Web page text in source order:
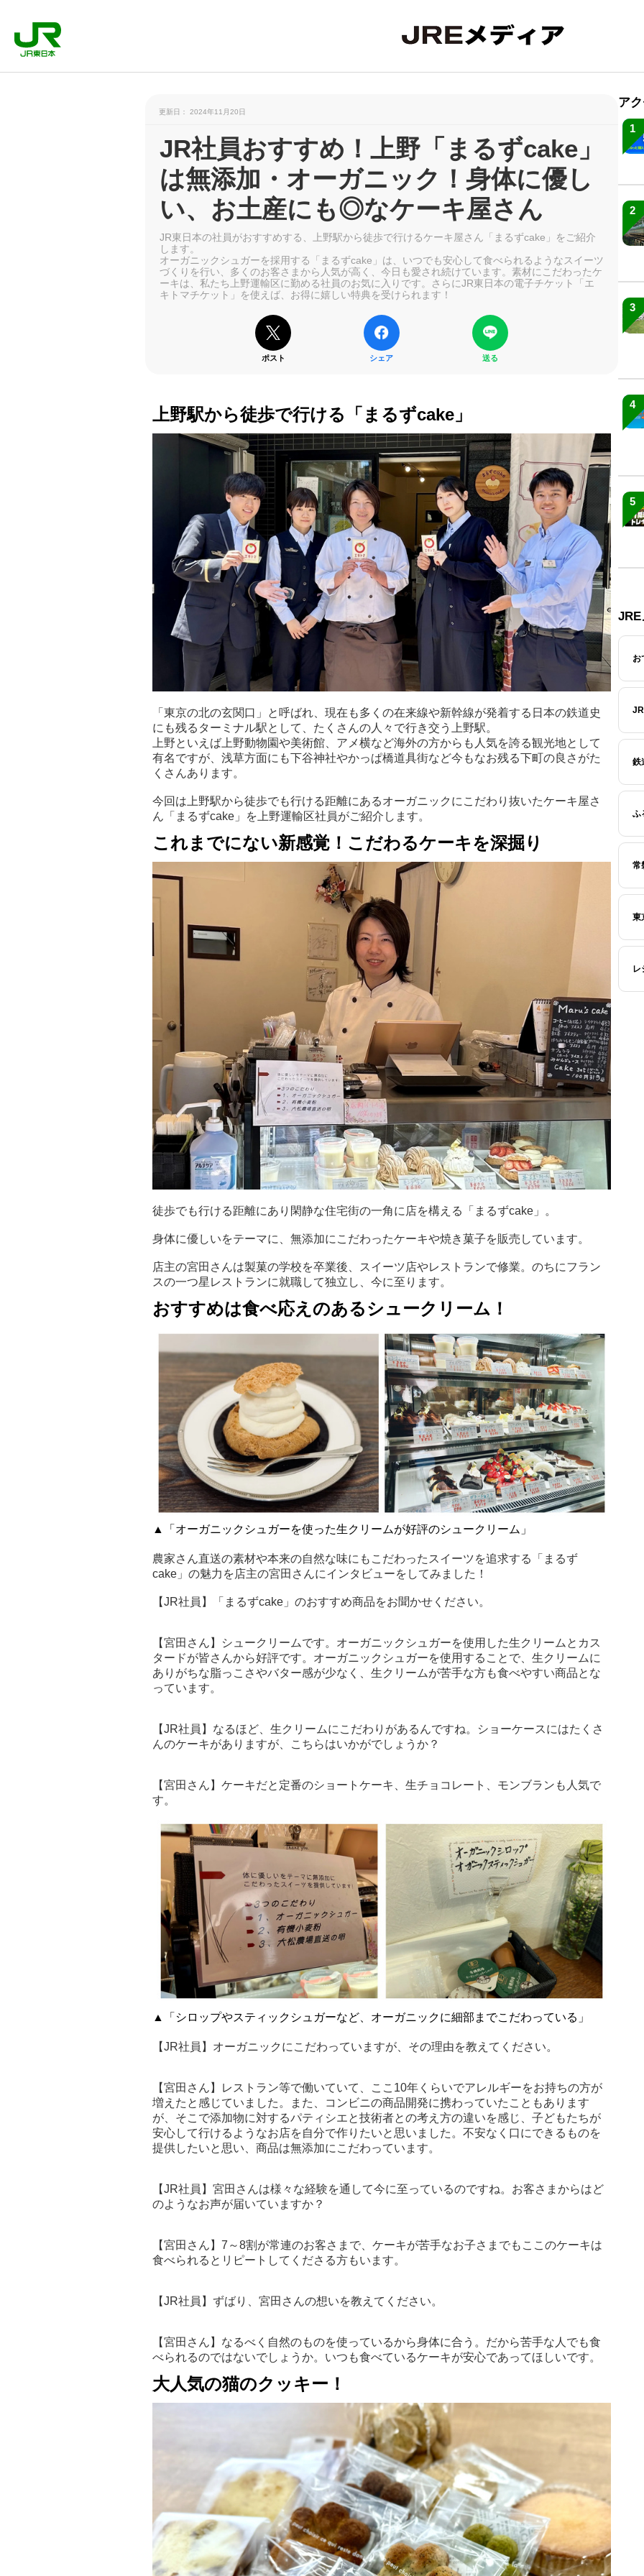
更新日： 2024年11月20日
JR社員おすすめ！上野「まるずcake」
は無添加・オーガニック！身体に優し
い、お土産にも◎なケーキ屋さん
JR東日本の社員がおすすめする、上野駅から徒歩で行けるケーキ屋さん「まるずcake」をご紹介
します。
オーガニックシュガーを採用する「まるずcake」は、いつでも安心して食べられるようなスイーツ
づくりを行い、多くのお客さまから人気が高く、今日も愛され続けています。素材にこだわったケ
ーキは、私たち上野運輸区に勤める社員のお気に入りです。さらにJR東日本の電子チケット「エ
キトマチケット」を使えば、お得に嬉しい特典を受けられます！
ポスト シェア 送る
上野駅から徒歩で行ける「まるずcake」
「東京の北の玄関口」と呼ばれ、現在も多くの在来線や新幹線が発着する日本の鉄道史
にも残るターミナル駅として、たくさんの人々で行き交う上野駅。
上野といえば上野動物園や美術館、アメ横など海外の方からも人気を誇る観光地として
有名ですが、浅草方面にも下谷神社やかっぱ橋道具街など今もなお残る下町の良さがた
くさんあります。
今回は上野駅から徒歩でも行ける距離にあるオーガニックにこだわり抜いたケーキ屋さ
ん「まるずcake」を上野運輸区社員がご紹介します。
これまでにない新感覚！こだわるケーキを深掘り
徒歩でも行ける距離にあり閑静な住宅街の一角に店を構える「まるずcake」。
身体に優しいをテーマに、無添加にこだわったケーキや焼き菓子を販売しています。
店主の宮田さんは製菓の学校を卒業後、スイーツ店やレストランで修業。のちにフラン
スの一つ星レストランに就職して独立し、今に至ります。
おすすめは食べ応えのあるシュークリーム！
▲「オーガニックシュガーを使った生クリームが好評のシュークリーム」
農家さん直送の素材や本来の自然な味にもこだわったスイーツを追求する「まるず
cake」の魅力を店主の宮田さんにインタビューをしてみました！
【JR社員】「まるずcake」のおすすめ商品をお聞かせください。
【宮田さん】シュークリームです。オーガニックシュガーを使用した生クリームとカス
タードが皆さんから好評です。オーガニックシュガーを使用することで、生クリームに
ありがちな脂っこさやバター感が少なく、生クリームが苦手な方も食べやすい商品とな
っています。
【JR社員】なるほど、生クリームにこだわりがあるんですね。ショーケースにはたくさ
んのケーキがありますが、こちらはいかがでしょうか？
【宮田さん】ケーキだと定番のショートケーキ、生チョコレート、モンブランも人気で
す。
▲「シロップやスティックシュガーなど、オーガニックに細部までこだわっている」
【JR社員】オーガニックにこだわっていますが、その理由を教えてください。
【宮田さん】レストラン等で働いていて、ここ10年くらいでアレルギーをお持ちの方が
増えたと感じていました。また、コンビニの商品開発に携わっていたこともあります
が、そこで添加物に対するパティシエと技術者との考え方の違いを感じ、子どもたちが
安心して行けるようなお店を自分で作りたいと思いました。不安なく口にできるものを
提供したいと思い、商品は無添加にこだわっています。
【JR社員】宮田さんは様々な経験を通して今に至っているのですね。お客さまからはど
のようなお声が届いていますか？
【宮田さん】7～8割が常連のお客さまで、ケーキが苦手なお子さまでもここのケーキは
食べられるとリピートしてくださる方もいます。
【JR社員】ずばり、宮田さんの想いを教えてください。
【宮田さん】なるべく自然のものを使っているから身体に合う。だから苦手な人でも食
べられるのではないでしょうか。いつも食べているケーキが安心であってほしいです。
大人気の猫のクッキー！
ア
1
2
3
4
5
JRE
お
鉄
ふ
常
東
レ